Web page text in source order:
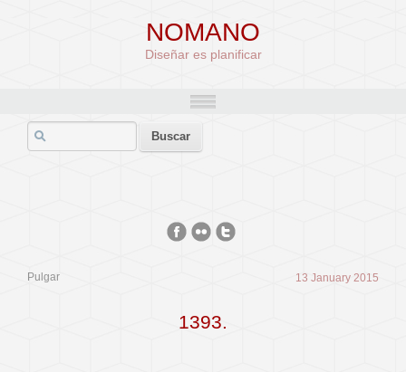
NOMANO
Diseñar es planificar
Pulgar 13 January 2015
1393.